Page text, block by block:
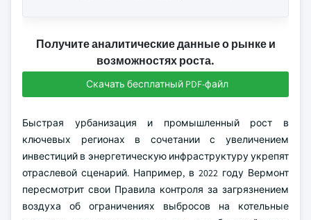
Получите аналитические данные о рынке и
возможностях роста.
Скачать бесплатный PDF-файл
Быстрая урбанизация и промышленный рост в
ключевых регионах в сочетании с увеличением
инвестиций в энергетическую инфраструктуру укрепят
отраслевой сценарий. Например, в 2022 году Вермонт
пересмотрит свои Правила контроля за загрязнением
воздуха об ограничениях выбросов на котельные